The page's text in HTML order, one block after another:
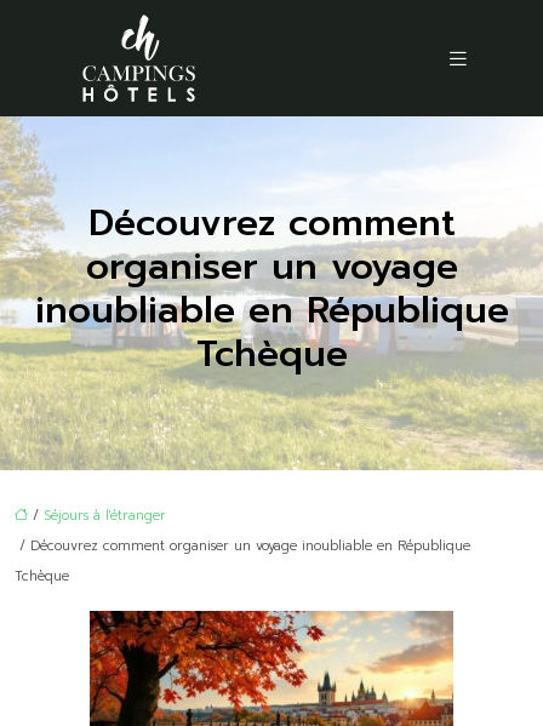
Découvrez comment
organiser un voyage
inoubliable en République
Tchèque
/ Séjours à l'étranger
/ Découvrez comment organiser un voyage inoubliable en République
Tchèque